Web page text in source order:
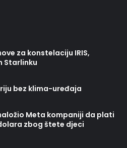
za konstelaciju IRIS,
Starlinku
bez klima-uređaja
Meta kompaniji da plati
zbog štete djeci